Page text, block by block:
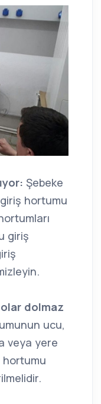
Şebeke
hortumu
giriş
dolmaz
ucu,
veya yere
hortumu